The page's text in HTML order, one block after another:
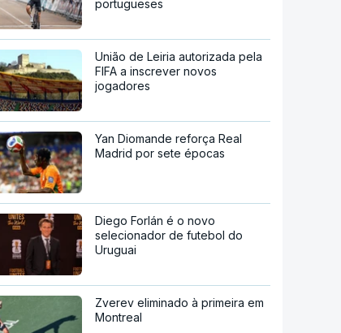
portugueses
União de Leiria autorizada pela
FIFA a inscrever novos
jogadores
Yan Diomande reforça Real
Madrid por sete épocas
Diego Forlán é o novo
selecionador de futebol do
Uruguai
Zverev eliminado à primeira em
Montreal